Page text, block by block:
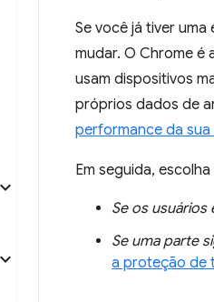
Se você já tiver
mudar. O Chrome é
usam dispositivos
próprios dados de
performance da
Em seguida,
Se os
Se uma parte
a proteção de